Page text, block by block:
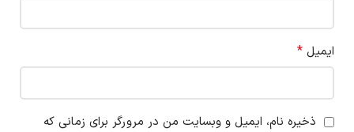
ایمیل *
ذخیره نام، ایمیل و وبسایت من در مرورگر برای زمانی که